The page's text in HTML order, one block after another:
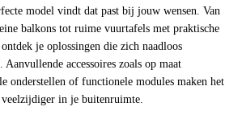
model vindt dat past bij jouw wensen. Van
balkons tot ruime vuurtafels met praktische
je oplossingen die zich naadloos
Aanvullende accessoires zoals op maat
onderstellen of functionele modules maken het
in je buitenruimte.